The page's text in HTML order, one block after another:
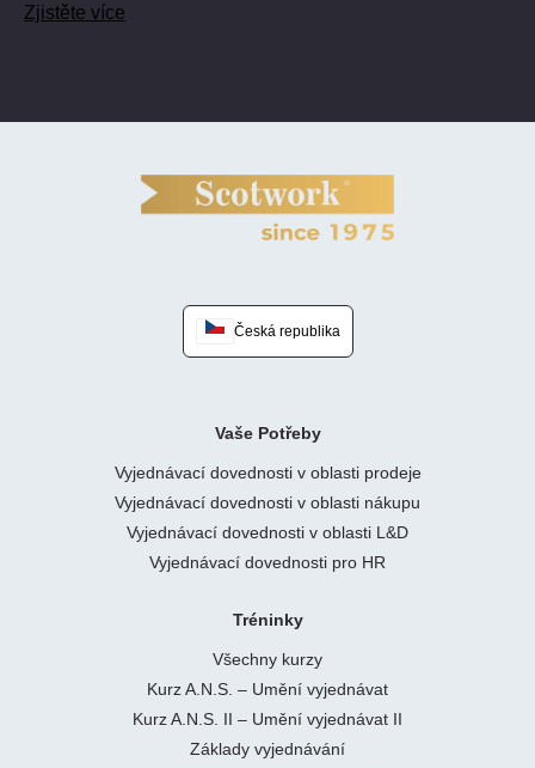
Zjistěte více
Česká republika
Vaše Potřeby
Vyjednávací dovednosti v oblasti prodeje
Vyjednávací dovednosti v oblasti nákupu
Vyjednávací dovednosti v oblasti L&D
Vyjednávací dovednosti pro HR
Tréninky
Všechny kurzy
Kurz A.N.S. – Umění vyjednávat
Kurz A.N.S. II – Umění vyjednávat II
Základy vyjednávání